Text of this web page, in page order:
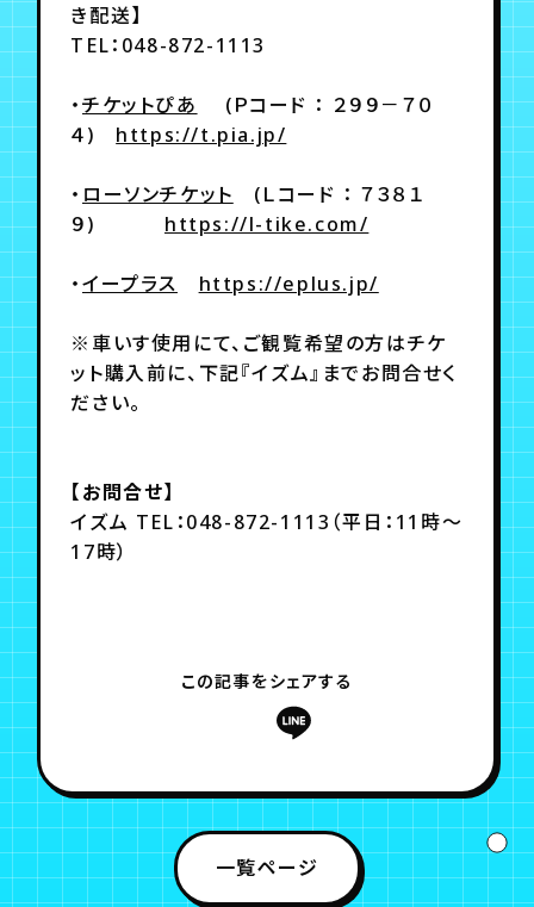
き配送】
TEL：048-872-1113
・チケットぴあ
(Ｐコード ： ２９９－７０
４) https://t.pia.jp/
・ ローソンチケット (Ｌコード ： ７３８１
９) https://l-tike.com/
・イープラス https://eplus.jp/
※車いす使用にて、ご観覧希望の方はチケ
ット購入前に、下記『イズム』までお問合せく
ださい。
【お問合せ】
イズム TEL：048-872-1113（平日：11時～
17時）
この記事をシェアする
一覧ページ